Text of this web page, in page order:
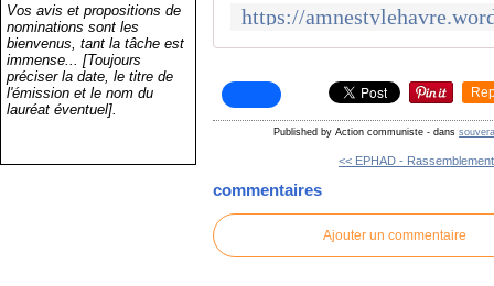
Vos avis et propositions de
nominations sont les
bienvenus, tant la tâche est
immense... [Toujours
préciser la date, le titre de
l'émission et le nom du
lauréat éventuel].
Published by Action communiste - dans
<< EPHAD -
commentaires
Ajouter un commentaire